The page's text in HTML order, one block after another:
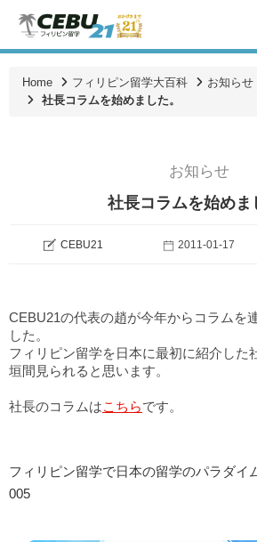
Home フィリピン留学大百科
お知らせ
社長コラムを始めました。
お知らせ
社長コラムを始めま
CEBU21 2011-01-17
CEBU21の代表の趙が今年からコラムを
した。
フィリピン留学を日本に最初に紹介した
垣間見られると思います。
社長のコラムはこちらです。
フィリピン留学で日本の留学のパラダ
005